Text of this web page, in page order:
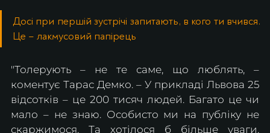
Досі при першій зустрічі запитають, в кого ти вчився.
Це – лакмусовий папірець
"Толерують – не те саме, що люблять, –
коментує Тарас Демко. – У прикладі Львова 25
відсотків – це 200 тисяч людей. Багато це чи
мало – не знаю. Особисто ми на публіку не
скаржимося. Та хотілося б більше уваги.